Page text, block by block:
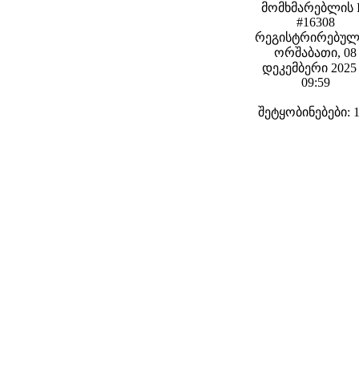
მომხმარებლის
#16308
ორშაბათი, 08
დეკემბერი 2025
09:59
შეტყობინებები: